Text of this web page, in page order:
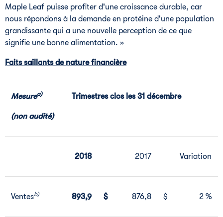
Maple Leaf puisse profiter d'une croissance durable, car
nous répondons à la demande en protéine d'une population
grandissante qui a une nouvelle perception de ce que
signifie une bonne alimentation. »
Faits saillants de nature financière
Mesurea)
(non audité)
Trimestres clos les 31 décembre
2018 2017 Variation
Ventesb) 893,9 $ 876,8 $ 2 %